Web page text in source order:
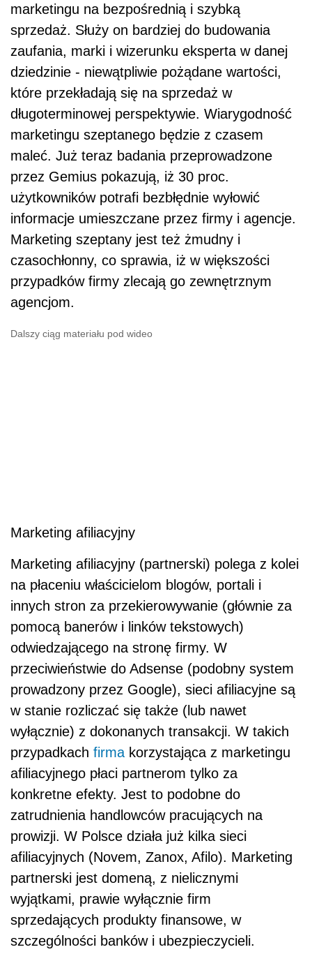
marketingu na bezpośrednią i szybką
sprzedaż. Służy on bardziej do budowania
zaufania, marki i wizerunku eksperta w danej
dziedzinie - niewątpliwie pożądane wartości,
które przekładają się na sprzedaż w
długoterminowej perspektywie. Wiarygodność
marketingu szeptanego będzie z czasem
maleć. Już teraz badania przeprowadzone
przez Gemius pokazują, iż 30 proc.
użytkowników potrafi bezbłędnie wyłowić
informacje umieszczane przez firmy i agencje.
Marketing szeptany jest też żmudny i
czasochłonny, co sprawia, iż w większości
przypadków firmy zlecają go zewnętrznym
agencjom.
Dalszy ciąg materiału pod wideo
Marketing afiliacyjny
Marketing afiliacyjny (partnerski) polega z kolei
na płaceniu właścicielom blogów, portali i
innych stron za przekierowywanie (głównie za
pomocą banerów i linków tekstowych)
odwiedzającego na stronę firmy. W
przeciwieństwie do Adsense (podobny system
prowadzony przez Google), sieci afiliacyjne są
w stanie rozliczać się także (lub nawet
wyłącznie) z dokonanych transakcji. W takich
przypadkach firmakorzystająca z marketingu
afiliacyjnego płaci partnerom tylko za
konkretne efekty. Jest to podobne do
zatrudnienia handlowców pracujących na
prowizji. W Polsce działa już kilka sieci
afiliacyjnych (Novem, Zanox, Afilo). Marketing
partnerski jest domeną, z nielicznymi
wyjątkami, prawie wyłącznie firm
sprzedających produkty finansowe, w
szczególności banków i ubezpieczycieli.